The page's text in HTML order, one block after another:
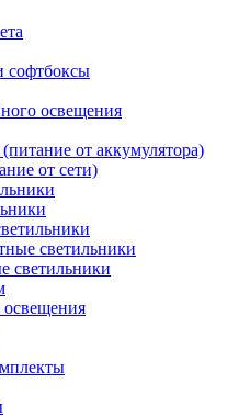
софтбоксы
освещения
от аккумулятора)
от сети)
светильники
светильники